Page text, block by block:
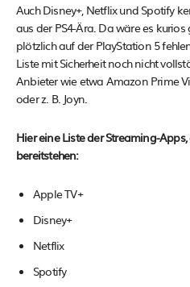
Auch Disney+, Netflix und Spotify
aus der PS4-Ära. Da wäre es
plötzlich auf der PlayStation 5
Liste mit Sicherheit noch nicht
Anbieter wie etwa Amazon Prime
oder z. B. Joyn.
Hier eine Liste der Streaming-
bereitstehen:
Apple TV+
Disney+
Netflix
Spotify